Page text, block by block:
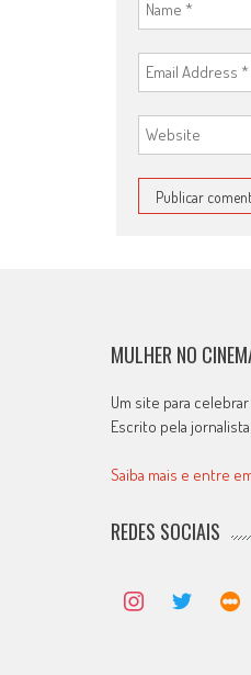
MULHER NO
Um site para
Escrito pela
Saiba mais e entre
REDES SOCIAIS